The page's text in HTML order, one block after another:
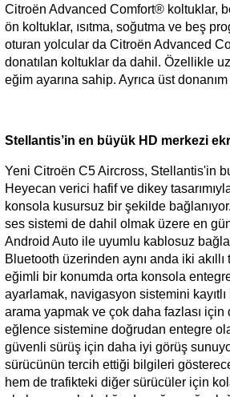
Citroën Advanced Comfort® koltuklar,
ön koltuklar, ısıtma, soğutma ve beş
oturan yolcular da Citroën Advanced
donatılan koltuklar da dahil. Özellikle
eğim ayarına sahip. Ayrıca üst
Stellantis’in en büyük HD merkezi
Yeni Citroën C5 Aircross, Stellantis'in
Heyecan verici hafif ve dikey
konsola kusursuz bir şekilde
ses sistemi de dahil olmak üzere en
Android Auto ile uyumlu kablosuz
Bluetooth üzerinden aynı anda iki
eğimli bir konumda orta konsola
ayarlamak, navigasyon sistemini
arama yapmak ve çok daha fazlası
eğlence sistemine doğrudan entegre
güvenli sürüş için daha iyi görüş
sürücünün tercih ettiği bilgileri
hem de trafikteki diğer sürücüler için